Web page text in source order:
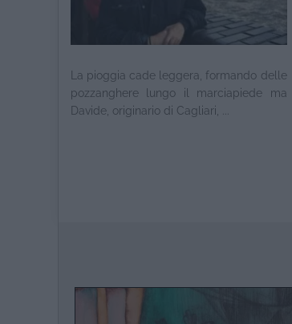
La pioggia cade leggera, formando delle
pozzanghere lungo il marciapiede ma
Davide, originario di Cagliari, ...